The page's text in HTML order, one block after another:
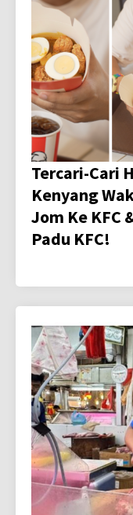
Tercari-Cari
Kenyang
Jom Ke KFC
Padu KFC!